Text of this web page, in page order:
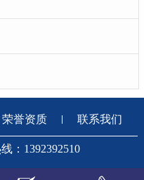
荣誉资质 联系我们
：1392392510